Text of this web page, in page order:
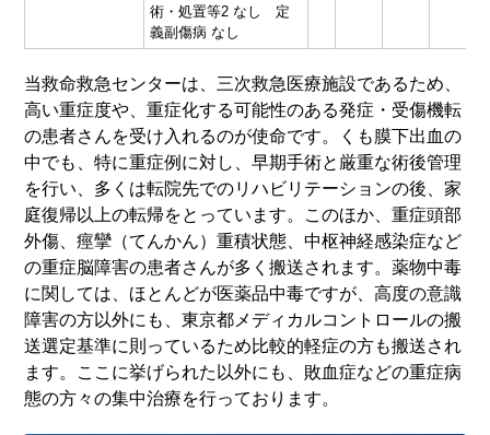
術・処置等2 なし 定
義副傷病 なし
当救命救急センターは、三次救急医療施設であるため、
高い重症度や、重症化する可能性のある発症・受傷機転
の患者さんを受け入れるのが使命です。くも膜下出血の
中でも、特に重症例に対し、早期手術と厳重な術後管理
を行い、多くは転院先でのリハビリテーションの後、家
庭復帰以上の転帰をとっています。このほか、重症頭部
外傷、痙攣（てんかん）重積状態、中枢神経感染症など
の重症脳障害の患者さんが多く搬送されます。薬物中毒
に関しては、ほとんどが医薬品中毒ですが、高度の意識
障害の方以外にも、東京都メディカルコントロールの搬
送選定基準に則っているため比較的軽症の方も搬送され
ます。ここに挙げられた以外にも、敗血症などの重症病
態の方々の集中治療を行っております。